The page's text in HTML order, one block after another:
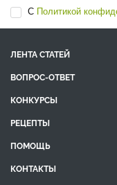
С Политикой
ЛЕНТА СТАТЕЙ
ВОПРОС-ОТВЕТ
КОНКУРСЫ
РЕЦЕПТЫ
ПОМОЩЬ
КОНТАКТЫ